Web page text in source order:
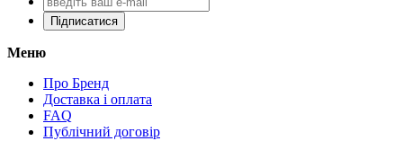
Підписатися
Меню
Про Бренд
Доставка і оплата
FAQ
Публічний договір